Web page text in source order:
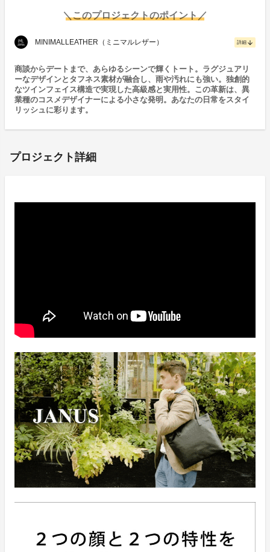
＼このプロジェクトのポイント／
MINIMALLEATHER（ミニマルレザー） 詳細 arrow_downward
商談からデートまで、あらゆるシーンで輝くトート。ラグジュアリ
ーなデザインとタフネス素材が融合し、雨や汚れにも強い。独創的
なツインフェイス構造で実現した高級感と実用性。この革新は、異
業種のコスメデザイナーによる小さな発明。あなたの日常をスタイ
リッシュに彩ります。
プロジェクト詳細